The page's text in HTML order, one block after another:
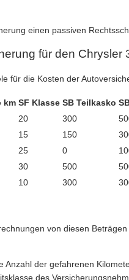
einen passiven
für den Chrysler
für die Kosten der
km SF Klasse SB Teilkasko
20 300
15 150
25 0
30 500
10 300
von diesen
Anzahl der gefahrenen
des